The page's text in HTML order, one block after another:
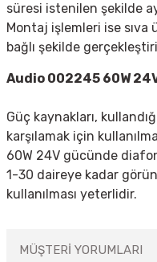
süresi istenilen şekilde
Montaj işlemleri ise sıva
bağlı şekilde
Audio 002245 60W
Güç kaynakları,
karşılamak için
60W 24V gücünde
1-30 daireye kadar
kullanılması yeterlidir.
MÜŞTERİ YORUMLARI